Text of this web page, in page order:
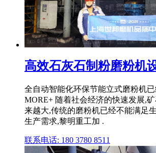
高效石灰石制粉磨粉机
全自动智能化环保节能立式磨粉机已
MORE+ 随着社会经济的快速发展,
来越大,传统的磨粉机已经不能满足
生产需求,黎明重工加 .
联系电话: 180 3780 8511